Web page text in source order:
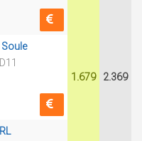
1.679 2.369